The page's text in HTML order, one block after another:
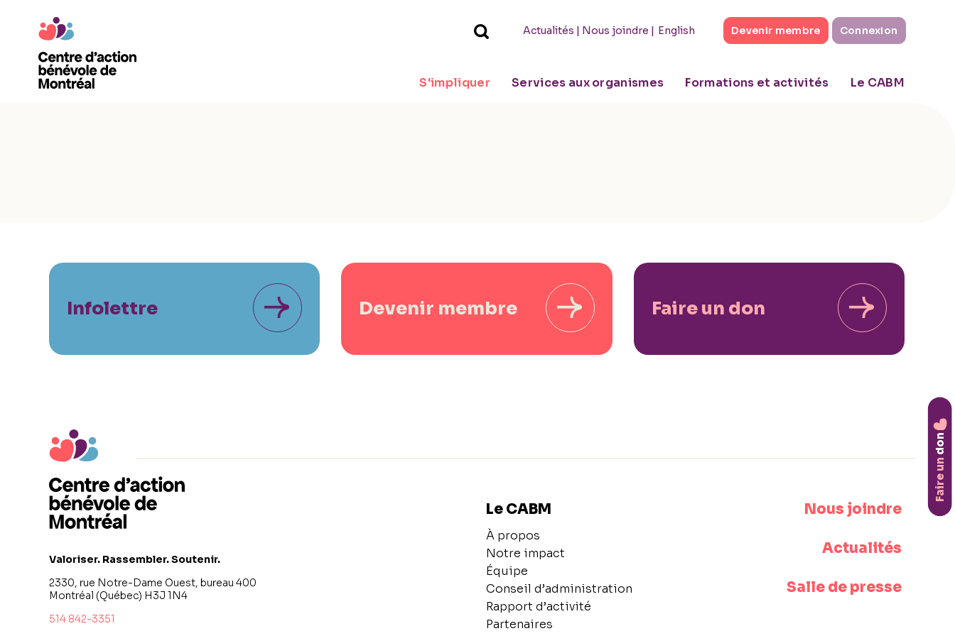
Actualités | Nous joindre | Devenir membre Connexion
English
S'impliquer Services aux organismes Formations et activités Le CABM
Infolettre Devenir membre Faire un don
Valoriser. Rassembler. Soutenir.
2330, rue Notre-Dame Ouest, bureau 400
Montréal (Québec) H3J 1N4
514 842-3351
Le CABM
À propos
Notre impact
Équipe
Conseil d’administration
Rapport d’activité
Partenaires
Nous joindre
Actualités
Salle de presse
Faire un
don